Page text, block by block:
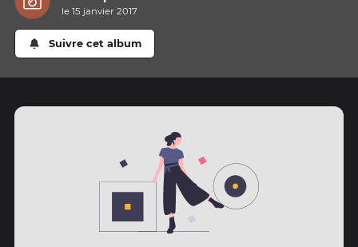
le 15 janvier 2017
Suivre cet album